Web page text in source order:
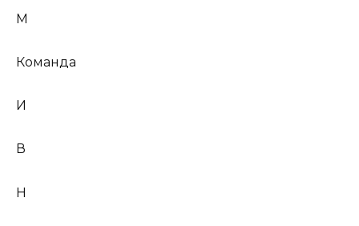
М
Команда
И
В
Н